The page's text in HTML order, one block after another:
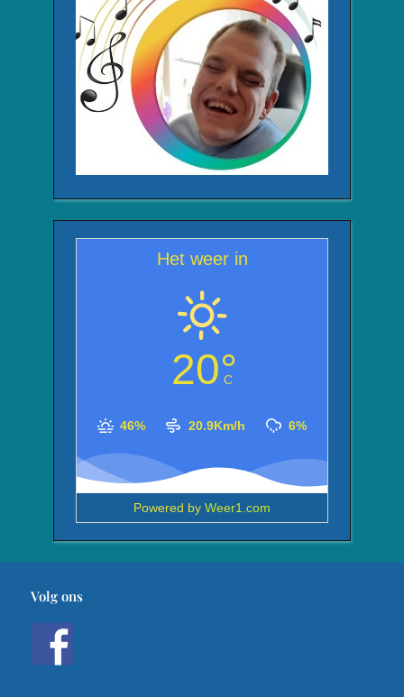
Het weer in
20°
C
46% 20.9Km/h 6%
Powered by Weer1.com
Volg ons